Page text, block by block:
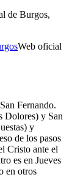
de Burgos,
Web oficial
Fernando.
Dolores) y San
y
de los pasos
Cristo ante el
es en Jueves
en otros